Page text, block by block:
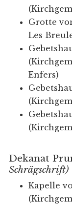
Grotte
Les
Enfers)
Dekanat
Schrägschrift)
Kapelle